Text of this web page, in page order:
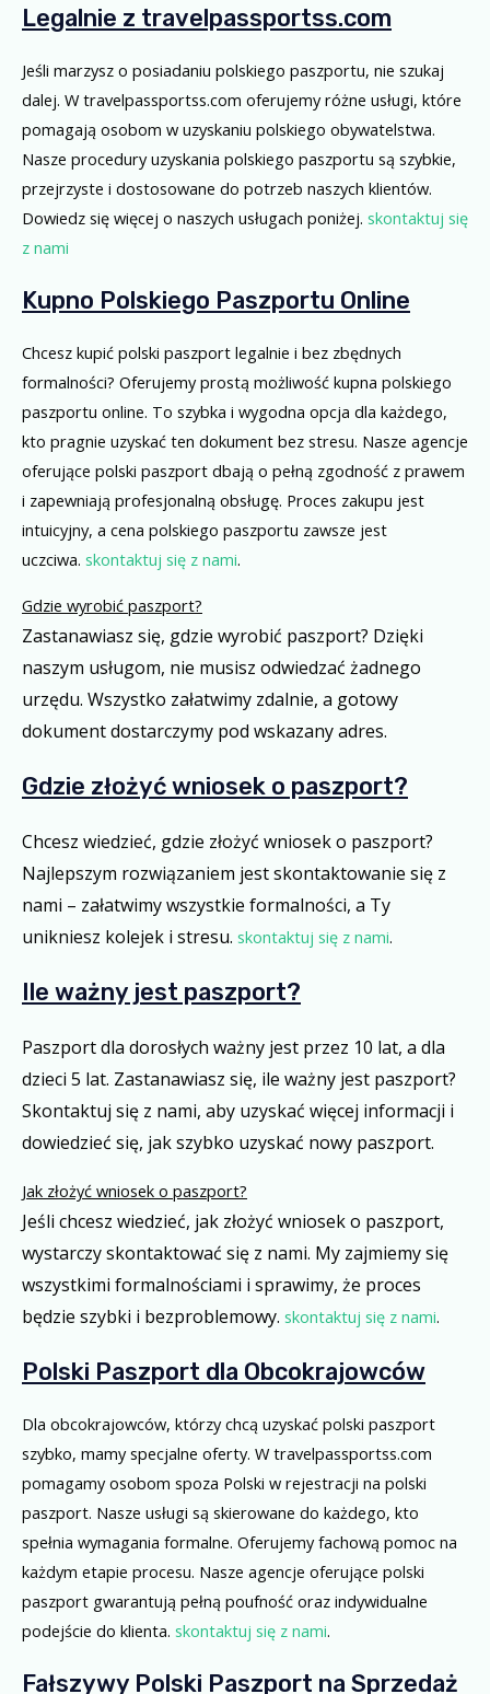
Legalnie z travelpassportss.com
Jeśli marzysz o posiadaniu polskiego paszportu, nie szukaj
dalej. W travelpassportss.com oferujemy różne usługi, które
pomagają osobom w uzyskaniu polskiego obywatelstwa.
Nasze procedury uzyskania polskiego paszportu są szybkie,
przejrzyste i dostosowane do potrzeb naszych klientów.
Dowiedz się więcej o naszych usługach poniżej. skontaktuj się
z nami
Kupno Polskiego Paszportu Online
Chcesz kupić polski paszport legalnie i bez zbędnych
formalności? Oferujemy prostą możliwość kupna polskiego
paszportu online. To szybka i wygodna opcja dla każdego,
kto pragnie uzyskać ten dokument bez stresu. Nasze agencje
oferujące polski paszport dbają o pełną zgodność z prawem
i zapewniają profesjonalną obsługę. Proces zakupu jest
intuicyjny, a cena polskiego paszportu zawsze jest
uczciwa. skontaktuj się z nami.
Gdzie wyrobić paszport?
Zastanawiasz się, gdzie wyrobić paszport? Dzięki
naszym usługom, nie musisz odwiedzać żadnego
urzędu. Wszystko załatwimy zdalnie, a gotowy
dokument dostarczymy pod wskazany adres.
Gdzie złożyć wniosek o paszport?
Chcesz wiedzieć, gdzie złożyć wniosek o paszport?
Najlepszym rozwiązaniem jest skontaktowanie się z
nami – załatwimy wszystkie formalności, a Ty
unikniesz kolejek i stresu. skontaktuj się z nami.
Ile ważny jest paszport?
Paszport dla dorosłych ważny jest przez 10 lat, a dla
dzieci 5 lat. Zastanawiasz się, ile ważny jest paszport?
Skontaktuj się z nami, aby uzyskać więcej informacji i
dowiedzieć się, jak szybko uzyskać nowy paszport.
Jak złożyć wniosek o paszport?
Jeśli chcesz wiedzieć, jak złożyć wniosek o paszport,
wystarczy skontaktować się z nami. My zajmiemy się
wszystkimi formalnościami i sprawimy, że proces
będzie szybki i bezproblemowy. skontaktuj się z nami.
Polski Paszport dla Obcokrajowców
Dla obcokrajowców, którzy chcą uzyskać polski paszport
szybko, mamy specjalne oferty. W travelpassportss.com
pomagamy osobom spoza Polski w rejestracji na polski
paszport. Nasze usługi są skierowane do każdego, kto
spełnia wymagania formalne. Oferujemy fachową pomoc na
każdym etapie procesu. Nasze agencje oferujące polski
paszport gwarantują pełną poufność oraz indywidualne
podejście do klienta. skontaktuj się z nami.
Fałszywy Polski Paszport na Sprzedaż